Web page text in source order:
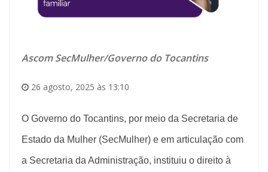
Ascom SecMulher/Governo do Tocantins
26 agosto, 2025 às 13:10
O Governo do Tocantins, por meio da Secretaria de
Estado da Mulher (SecMulher) e em articulação com
a Secretaria da Administração, instituiu o direito à